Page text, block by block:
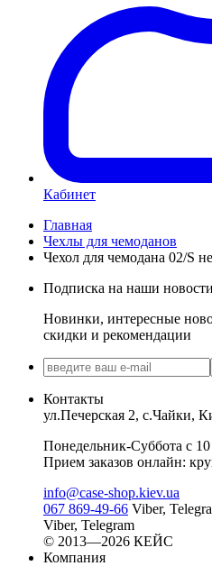
Кабинет
Главная
Чехлы для чемоданов
Чехол для чемодана 02/S
Подписка на наши новости
Новинки, интересные
скидки и рекомендации
Контакты
ул.Печерская 2, с.Чайки,
Понедельник-Суббота с
Прием заказов онлайн:
info@case-shop.kiev.ua
067 869-49-66 Viber,
Viber, Telegram
© 2013—2026 КЕЙС
Компания